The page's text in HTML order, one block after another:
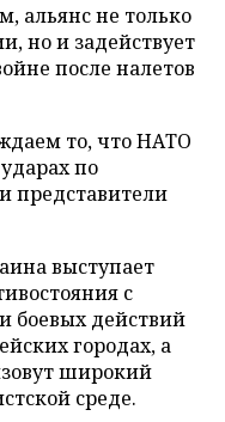
альянс не только
но и задействует
после налетов
то, что НАТО
по
представители
выступает
с
боевых действий
городах, а
широкий
среде.